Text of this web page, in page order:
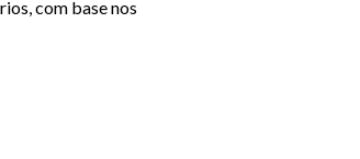
com base nos